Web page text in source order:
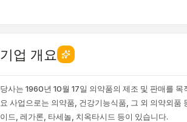
기업 개요
당사는 1960년 10월 17일 의약품의 제조 및 판매를
요 사업으로는 의약품, 건강기능식품, 그 외 의약외품
이드, 레가론, 타세놀, 치옥타시드 등이 있습니다.